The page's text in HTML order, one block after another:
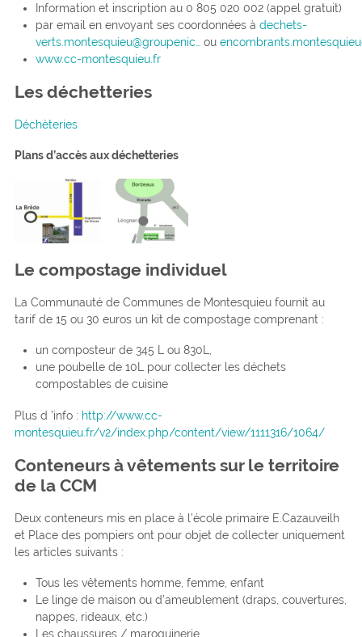
Information et inscription au 0 805 020 002 (appel gratuit)
par email en envoyant ses coordonnées à dechets-
verts.montesquieu@groupenic…
ou
www.cc-montesquieu.fr
Les déchetteries
Déchèteries
Plans d’accès aux déchetteries
Le compostage individuel
La Communauté de Communes de Montesquieu fournit au
tarif de 15 ou 30 euros un kit de compostage comprenant :
un composteur de 345 L ou 830L,
une poubelle de 10L pour collecter les déchets
compostables de cuisine
Plus d ’info : http://www.cc-
montesquieu.fr/v2/index.php/content/view/1111316/1064/
Conteneurs à vêtements sur le territoire
de la CCM
Deux conteneurs mis en place à l’école primaire E.Cazauveilh
et Place des pompiers ont pour objet de collecter uniquement
les articles suivants :
Tous les vêtements homme, femme, enfant
Le linge de maison ou d’ameublement (draps, couvertures,
nappes, rideaux, etc.)
Les chaussures / maroquinerie.